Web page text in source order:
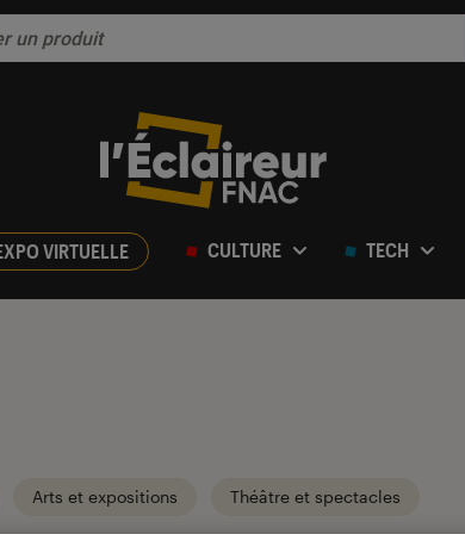
VIRTUELLE CULTURE TECH
Arts et expositions Théâtre et spectacles